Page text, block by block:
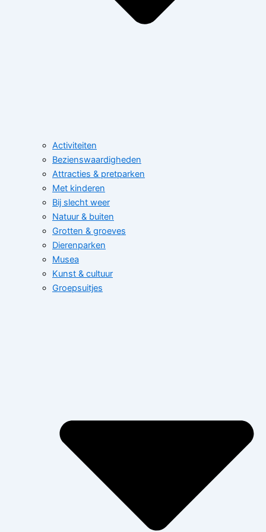
Activiteiten
Bezienswaardigheden
Attracties & pretparken
Met kinderen
Bij slecht weer
Natuur & buiten
Grotten & groeves
Dierenparken
Musea
Kunst & cultuur
Groepsuitjes